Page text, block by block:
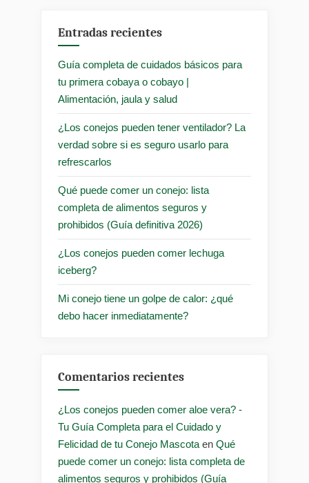
Entradas recientes
Guía completa de cuidados básicos para
tu primera cobaya o cobayo |
Alimentación, jaula y salud
¿Los conejos pueden tener ventilador? La
verdad sobre si es seguro usarlo para
refrescarlos
Qué puede comer un conejo: lista
completa de alimentos seguros y
prohibidos (Guía definitiva 2026)
¿Los conejos pueden comer lechuga
iceberg?
Mi conejo tiene un golpe de calor: ¿qué
debo hacer inmediatamente?
Comentarios recientes
¿Los conejos pueden comer aloe vera? -
Tu Guía Completa para el Cuidado y
Felicidad de tu Conejo Mascota en Qué
puede comer un conejo: lista completa de
alimentos seguros y prohibidos (Guía